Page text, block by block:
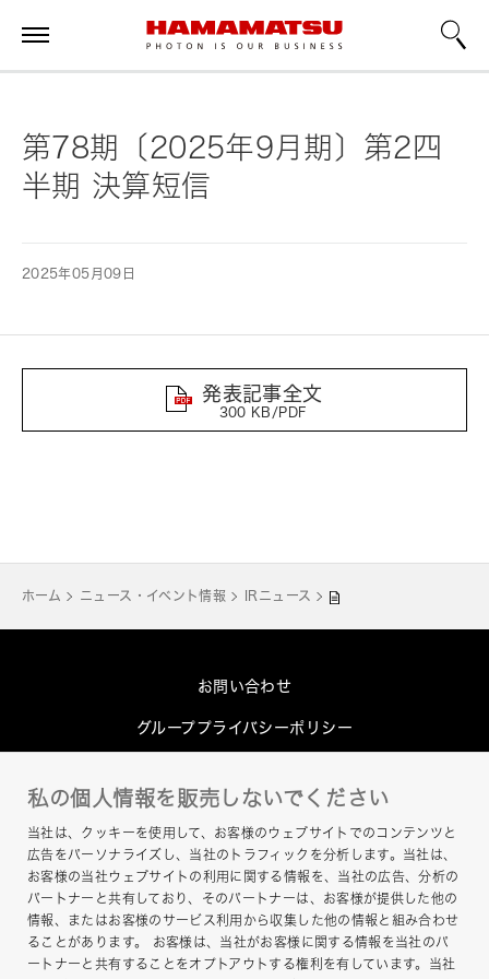
第78期〔2025年9月期〕第2四
半期 決算短信
2025年05月09日
発表記事全文
300 KB/PDF
ホーム ニュース・イベント情報 IRニュース
お問い合わせ
グループプライバシーポリシー
このサイトについて
ヘルプ
サイトマップ
私の個人情報を販売しないでください
当社は、クッキーを使用して、お客様のウェブサイトでのコンテンツと
広告をパーソナライズし、当社のトラフィックを分析します。当社は、
お客様の当社ウェブサイトの利用に関する情報を、当社の広告、分析の
パートナーと共有しており、そのパートナーは、お客様が提供した他の
情報、またはお客様のサービス利用から収集した他の情報と組み合わせ
ることがあります。 お客様は、当社がお客様に関する情報を当社のパ
ートナーと共有することをオプトアウトする権利を有しています。当社